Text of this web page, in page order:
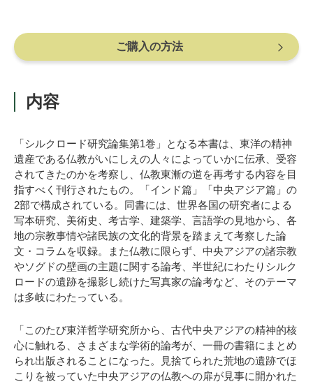
ご購入の方法
内容
「シルクロード研究論集第1巻」となる本書は、東洋の精神
遺産である仏教がいにしえの人々によっていかに伝承、受容
されてきたのかを考察し、仏教東漸の道を再考する内容を目
指すべく刊行されたもの。「インド篇」「中央アジア篇」の
2部で構成されている。同書には、世界各国の研究者による
写本研究、美術史、考古学、建築学、言語学の見地から、各
地の宗教事情や諸民族の文化的背景を踏まえて考察した論
文・コラムを収録。また仏教に限らず、中央アジアの諸宗教
やソグドの壁画の主題に関する論考、半世紀にわたりシルク
ロードの遺跡を撮影し続けた写真家の論考など、そのテーマ
は多岐にわたっている。
「このたび東洋哲学研究所から、古代中央アジアの精神的核
心に触れる、さまざまな学術的論考が、一冊の書籍にまとめ
られ出版されることになった。見捨てられた荒地の遺跡でほ
こりを被っていた中央アジアの仏教への扉が見事に開かれた